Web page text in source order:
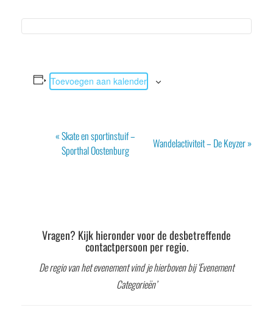
Toevoegen aan kalender
Evenement
Navigatie
«Skate en sportinstuif –
Sporthal Oostenburg
Wandelactiviteit – De Keyzer»
Vragen? Kijk hieronder voor de desbetreffende
contactpersoon per regio.
De regio van het evenement vind je hierboven bij ‘Evenement
Categorieën’